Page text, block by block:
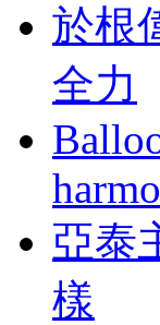
於根
全力
亞泰
樣